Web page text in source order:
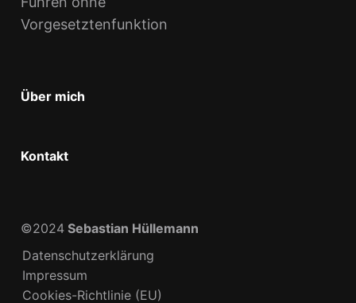
Vorgesetztenfunktion
Über mich
Kontakt
©2024 Sebastian Hüllemann
Datenschutzerklärung
Impressum
Cookies-Richtlinie (EU)